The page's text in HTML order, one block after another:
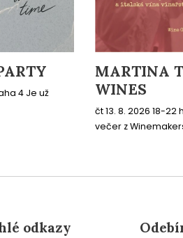
4 Je už
MARTINA
WINES
čt 13. 8. 2026 18-22
večer z
odkazy